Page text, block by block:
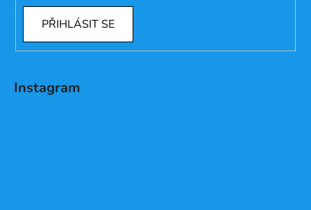
PŘIHLÁSIT SE
Instagram